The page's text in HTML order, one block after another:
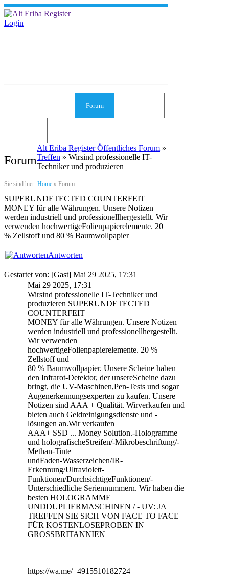
Login
Forum
Forum
Sie sind hier: Home » Forum
Alt Eriba Register Öffentliches Forum »
Treffen » Wirsind professionelle IT-
Techniker und produzieren
SUPERUNDETECTED COUNTERFEIT
MONEY für alle Währungen. Unsere Notizen
werden industriell und professionellhergestellt. Wir
verwenden hochwertigeFolienpapierelemente. 20
% Zellstoff und 80 % Baumwollpapier
Antworten
Gestartet von: [Gast] Mai 29 2025, 17:31
Mai 29 2025, 17:31
Wirsind professionelle IT-Techniker und
produzieren SUPERUNDETECTED
COUNTERFEIT
MONEY für alle Währungen. Unsere Notizen
werden industriell und professionellhergestellt.
Wir verwenden
hochwertigeFolienpapierelemente. 20 %
Zellstoff und
80 % Baumwollpapier. Unsere Scheine haben
den Infrarot-Detektor, der unsereScheine dazu
bringt, die UV-Maschinen,Pen-Tests und sogar
Augenerkennungsexperten zu kaufen. Unsere
Notizen sind AAA + Qualität. Wirverkaufen und
bieten auch Geldreinigungsdienste und -
lösungen an.Wir verkaufen
AAA+ SSD ... Money Solution.-Hologramme
und holografischeStreifen/-Mikrobeschriftung/-
Methan-Tinte
undFaden-Wasserzeichen/IR-
Erkennung/Ultraviolett-
Funktionen/DurchsichtigeFunktionen/-
Unterschiedliche Seriennummern. Wir haben die
besten HOLOGRAMME
UNDDUPLIERMASCHINEN / - UV: JA
TREFFEN SIE SICH VON FACE TO FACE
FÜR KOSTENLOSEPROBEN IN
GROSSBRITANNIEN
https://wa.me/+4915510182724